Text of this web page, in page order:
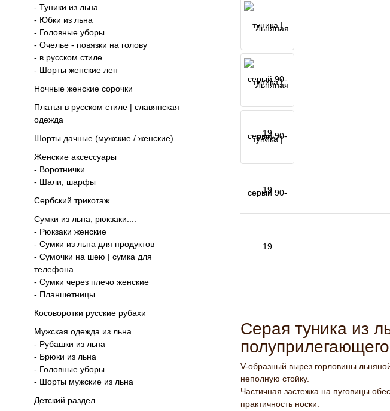
- Туники из льна
- Юбки из льна
- Головные уборы
- Очелье - повязки на голову
- в русском стиле
- Шорты женские лен
Ночные женские сорочки
Платья в русском стиле | славянская
одежда
Шорты дачные (мужские / женские)
Женские аксессуары
- Воротнички
- Шали, шарфы
Сербский трикотаж
Сумки из льна, рюкзаки....
- Рюкзаки женские
- Сумки из льна для продуктов
- Сумочки на шею | сумка для
телефона...
- Сумки через плечо женские
- Планшетницы
Косоворотки русские рубахи
Мужская одежда из льна
- Рубашки из льна
- Брюки из льна
- Головные уборы
- Шорты мужские из льна
Детский раздел
ЕЩЕ +2
Серая туника из
V-образный вырез горловины
неполную стойку.
Частичная застежка на пуговицы
практичность носки.